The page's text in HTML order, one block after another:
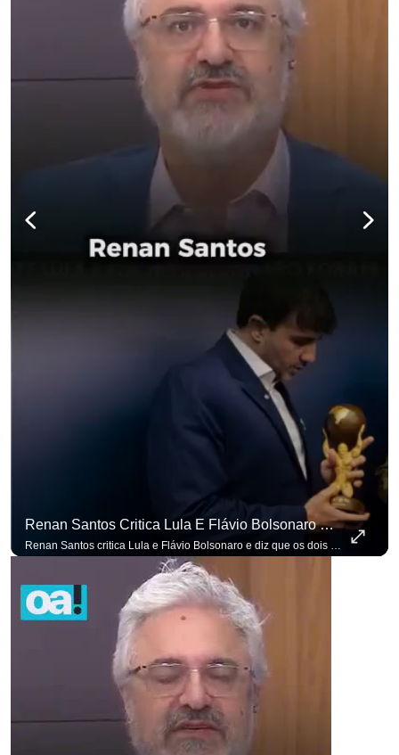
Renan Santos Critica Lula E Flávio Bolsonaro E Diz Que Os Dois São Lados Da Mesma Moeda.
Renan Santos critica Lula e Flávio Bolsonaro e diz que os dois são lados da mesma moeda. #OAntagonista Se você busca informação com credibilidade, inscreva-se agora e ative o